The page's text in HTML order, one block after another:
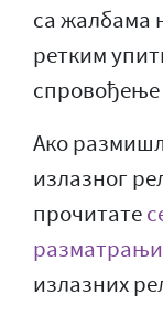
са жалбама
ретким
спровођење
Ако
излазног
прочитате
излазних